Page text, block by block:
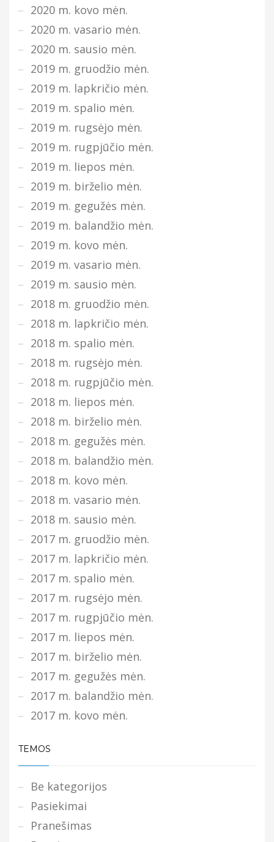
2020 m. kovo mėn.
2020 m. vasario mėn.
2020 m. sausio mėn.
2019 m. gruodžio mėn.
2019 m. lapkričio mėn.
2019 m. spalio mėn.
2019 m. rugsėjo mėn.
2019 m. rugpjūčio mėn.
2019 m. liepos mėn.
2019 m. birželio mėn.
2019 m. gegužės mėn.
2019 m. balandžio mėn.
2019 m. kovo mėn.
2019 m. vasario mėn.
2019 m. sausio mėn.
2018 m. gruodžio mėn.
2018 m. lapkričio mėn.
2018 m. spalio mėn.
2018 m. rugsėjo mėn.
2018 m. rugpjūčio mėn.
2018 m. liepos mėn.
2018 m. birželio mėn.
2018 m. gegužės mėn.
2018 m. balandžio mėn.
2018 m. kovo mėn.
2018 m. vasario mėn.
2018 m. sausio mėn.
2017 m. gruodžio mėn.
2017 m. lapkričio mėn.
2017 m. spalio mėn.
2017 m. rugsėjo mėn.
2017 m. rugpjūčio mėn.
2017 m. liepos mėn.
2017 m. birželio mėn.
2017 m. gegužės mėn.
2017 m. balandžio mėn.
2017 m. kovo mėn.
TEMOS
Be kategorijos
Pasiekimai
Pranešimas